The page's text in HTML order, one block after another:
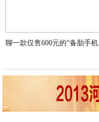
聊一款仅售600元的“备胎手机